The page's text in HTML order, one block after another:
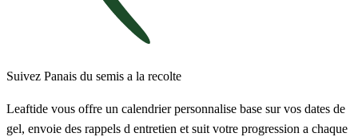
Suivez Panais du semis a la recolte
Leaftide vous offre un calendrier personnalise base sur vos dates de
gel, envoie des rappels d entretien et suit votre progression a chaque